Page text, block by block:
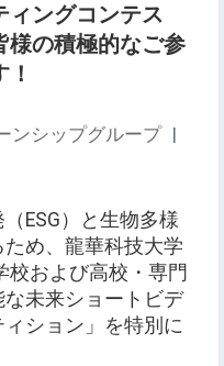
ィングコンテス
様の積極的なご参
ンシップグループ |
ESG）と生物多様
め、龍華科技大学
校および高校・専門
未来ショートビデ
ション」を特別に